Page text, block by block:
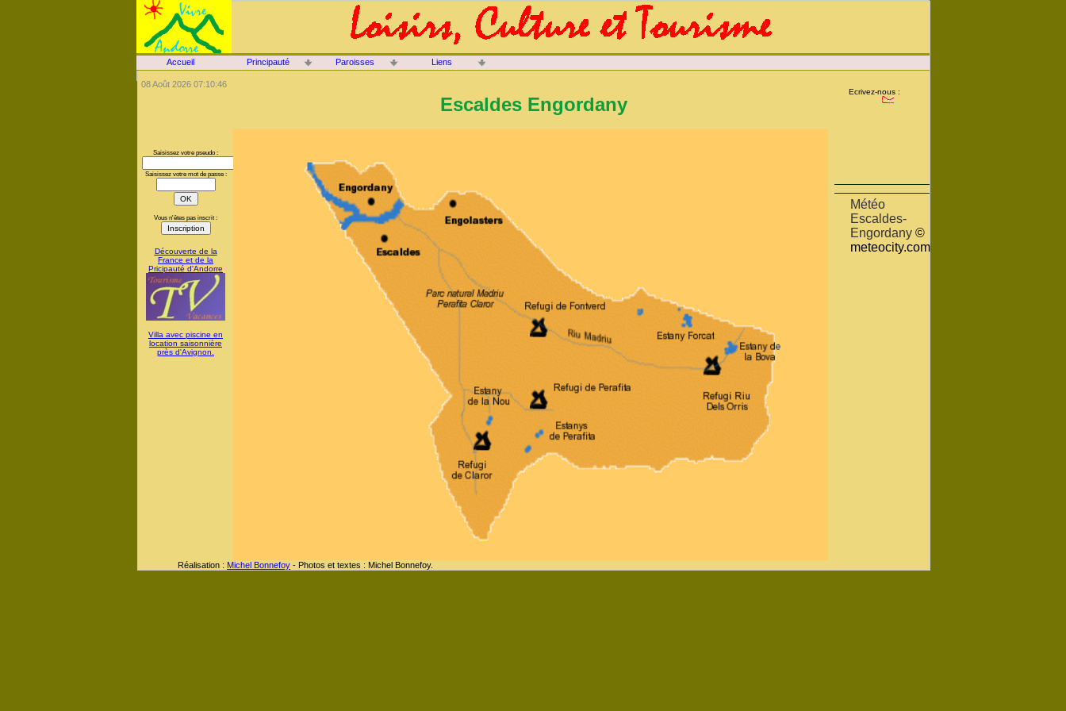
Escaldes Engordany
Saisissez votre pseudo :
Saisissez votre mot de passe :
Vous n'êtes pas inscrit :
Découverte de la
France et de la
Pricipauté d'Andorre
Villa avec piscine en
location saisonnière
près d'Avignon.
Météo
Escaldes-
Engordany ©
meteocity.com
Réalisation : Michel Bonnefoy - Photos et textes : Michel Bonnefoy.
08 Août 2026 07:10:46
Ecrivez-nous :
Accueil Principauté Paroisses Liens